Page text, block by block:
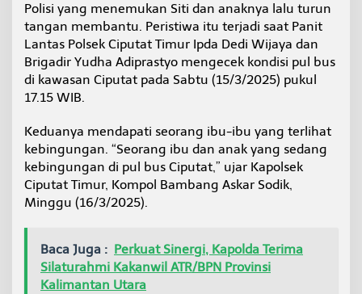
y
a
n
g
K
e
i
s
a
n
e
t
B
Polisi yang menemukan Siti dan anaknya lalu turun
tangan membantu. Peristiwa itu terjadi saat Panit
Lantas Polsek Ciputat Timur Ipda Dedi Wijaya dan
Brigadir Yudha Adiprastyo mengecek kondisi pul bus
di kawasan Ciputat pada Sabtu (15/3/2025) pukul
17.15 WIB.
Keduanya mendapati seorang ibu-ibu yang terlihat
kebingungan. “Seorang ibu dan anak yang sedang
kebingungan di pul bus Ciputat,” ujar Kapolsek
Ciputat Timur, Kompol Bambang Askar Sodik,
Minggu (16/3/2025).
Baca Juga : Perkuat Sinergi, Kapolda Terima
Silaturahmi Kakanwil ATR/BPN Provinsi
Kalimantan Utara